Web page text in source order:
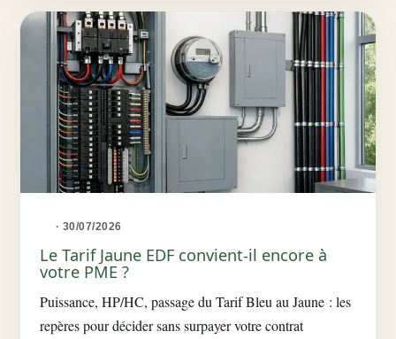
· 30/07/2026
Le Tarif Jaune EDF convient-il encore à
votre PME ?
Puissance, HP/HC, passage du Tarif Bleu au Jaune : les
repères pour décider sans surpayer votre contrat